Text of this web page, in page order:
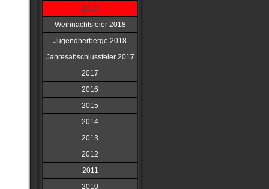
2018
Weihnachtsfeier 2018
Jugendherberge 2018
Jahresabschlussfeier 2017
2017
2016
2015
2014
2013
2012
2011
2010